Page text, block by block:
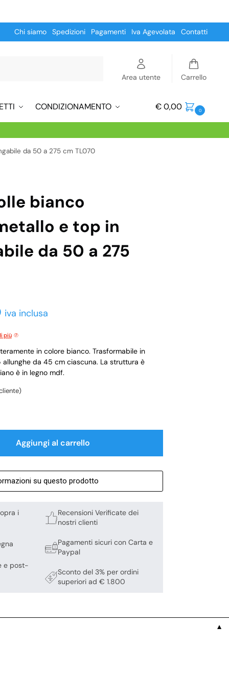
Chi siamo Spedizioni Pagamenti Iva Agevolata Contatti
Area utente Carrello
CONDIZIONAMENTO €0,00 0
da 50 a 275 cm TL070
bianco
e top in
da 50 a 275
iva inclusa
più
in colore bianco. Trasformabile in
da 45 cm ciascuna. La struttura è
è in legno mdf.
Aggiungi al carrello
su questo prodotto
i
e post-
Recensioni Verificate dei
nostri clienti
Pagamenti sicuri con Carta e
Paypal
Sconto del 3% per ordini
superiori ad € 1.800
▼